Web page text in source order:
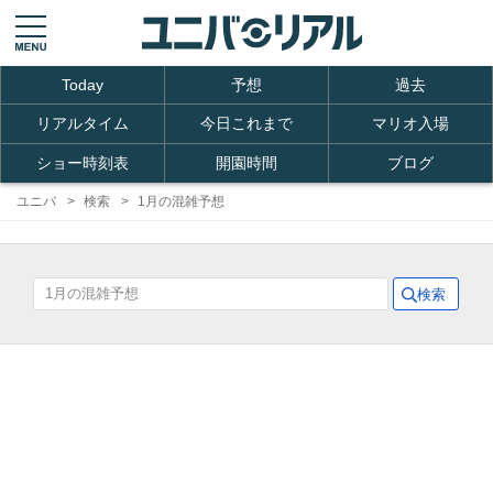
Today 予想 過去
リアルタイム 今日これまで マリオ入場
ショー時刻表 開園時間 ブログ
ユニバ 検索 1月の混雑予想